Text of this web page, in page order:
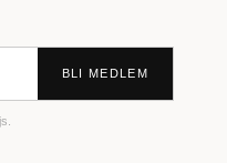
BLI MEDLEM